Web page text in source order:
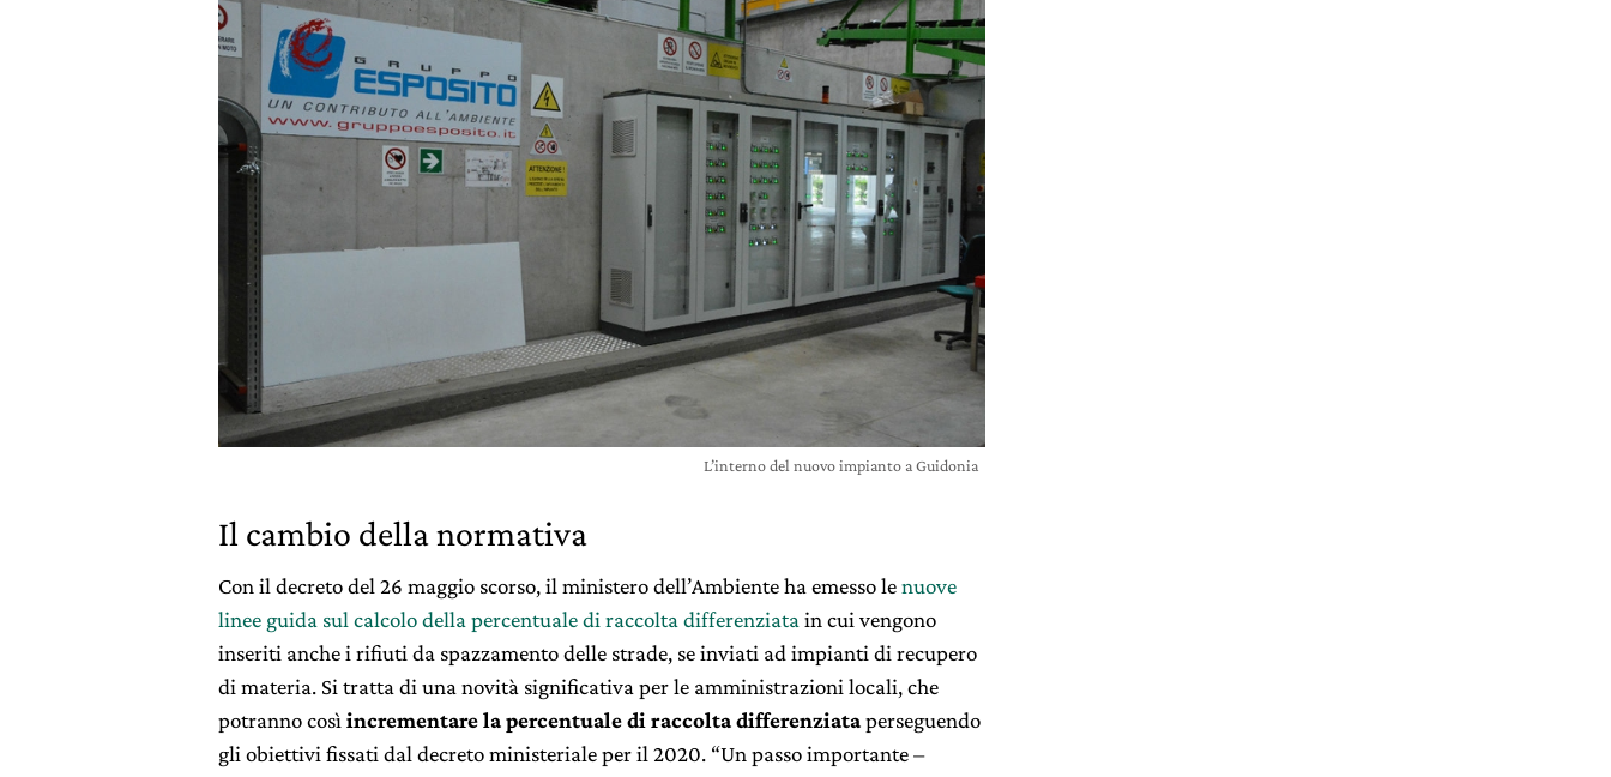
L’interno del nuovo impianto a Guidonia
Il cambio della normativa
Con il decreto del 26 maggio scorso, il ministero dell’Ambiente ha emesso lenuove
linee guida sul calcolo della percentuale di raccolta differenziata in cui vengono
inseriti anche i rifiuti da spazzamento delle strade, se inviati ad impianti di recupero
di materia. Si tratta di una novità significativa per le amministrazioni locali, che
potranno così incrementare la percentuale di raccolta differenziataperseguendo
gli obiettivi fissati dal decreto ministeriale per il 2020. “Un passo importante –